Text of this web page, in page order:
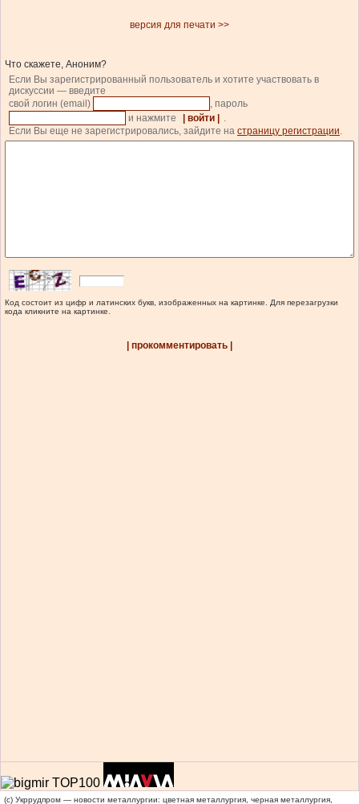
версия для печати >>
Что скажете, Аноним?
Если Вы зарегистрированный пользователь и хотите участвовать в
дискуссии — введите
свой логин (email)
, пароль
и нажмите
| войти |
.
Если Вы еще не зарегистрировались, зайдите на страницу регистрации.
Код состоит из цифр и латинских букв, изображенных на картинке. Для перезагрузки
кода кликните на картинке.
| прокомментировать |
(c) Укррудпром — новости металлургии: цветная металлургия, черная металлургия,